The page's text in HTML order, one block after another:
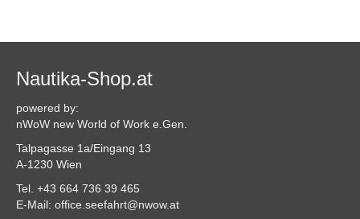
Nautika-Shop.at
powered by:
nWoW new World of Work e.Gen.
Talpagasse 1a/Eingang 13
A-1230 Wien
Tel. +43 664 736 39 465
E-Mail: office.seefahrt@nwow.at